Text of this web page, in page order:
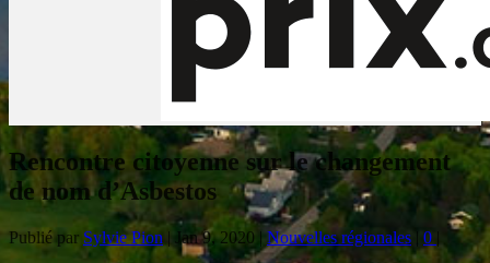
Rencontre citoyenne sur le changement
de nom d’Asbestos
Publié par Sylvie Pion | Jan 9, 2020 Nouvelles régionales 0